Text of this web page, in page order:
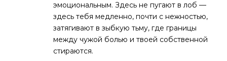
эмоциональным. Здесь не пугают в лоб —
здесь тебя медленно, почти с нежностью,
затягивают в зыбкую тьму, где границы
между чужой болью и твоей собственной
стираются.